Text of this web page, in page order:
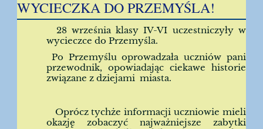
WYCIECZKA DO PRZEMYŚLA!
28 września klasy IV-VI uczestniczyły w
wycieczce do Przemyśla.
Po Przemyślu oprowadzała uczniów pani
przewodnik, opowiadając ciekawe historie
związane z dziejami miasta.
Oprócz tychże informacji uczniowie mieli
okazję zobaczyć najważniejsze zabytki